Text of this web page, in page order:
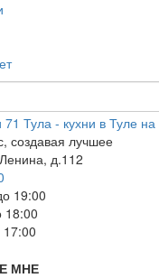
создавая лучшее
д.112
19:00
МНЕ